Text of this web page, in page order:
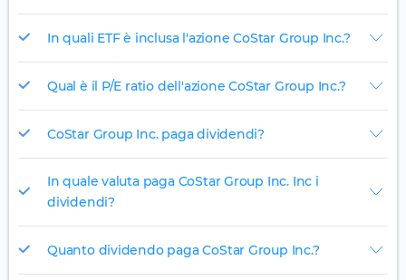
In quali ETF è inclusa l'azione CoStar Group Inc.?
Qual è il P/E ratio dell'azione CoStar Group Inc.?
CoStar Group Inc. paga dividendi?
In quale valuta paga CoStar Group Inc. Inc i
dividendi?
Quanto dividendo paga CoStar Group Inc.?